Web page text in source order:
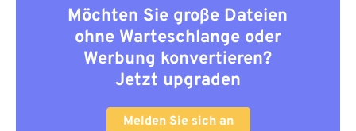
Möchten Sie große Dateien
ohne Warteschlange oder
Werbung konvertieren?
Jetzt upgraden
Melden Sie sich an